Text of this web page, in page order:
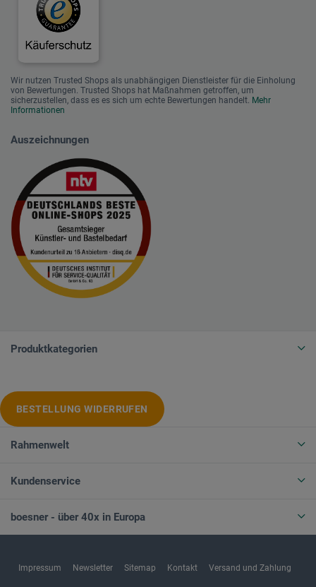
Wir nutzen Trusted Shops als unabhängigen Dienstleister für die Einholung
von Bewertungen. Trusted Shops hat Maßnahmen getroffen, um
sicherzustellen, dass es es sich um echte Bewertungen handelt. Mehr
Informationen
Auszeichnungen
Produktkategorien
BESTELLUNG WIDERRUFEN
Rahmenwelt
Kundenservice
boesner - über 40x in Europa
Impressum Newsletter Sitemap Kontakt Versand und Zahlung